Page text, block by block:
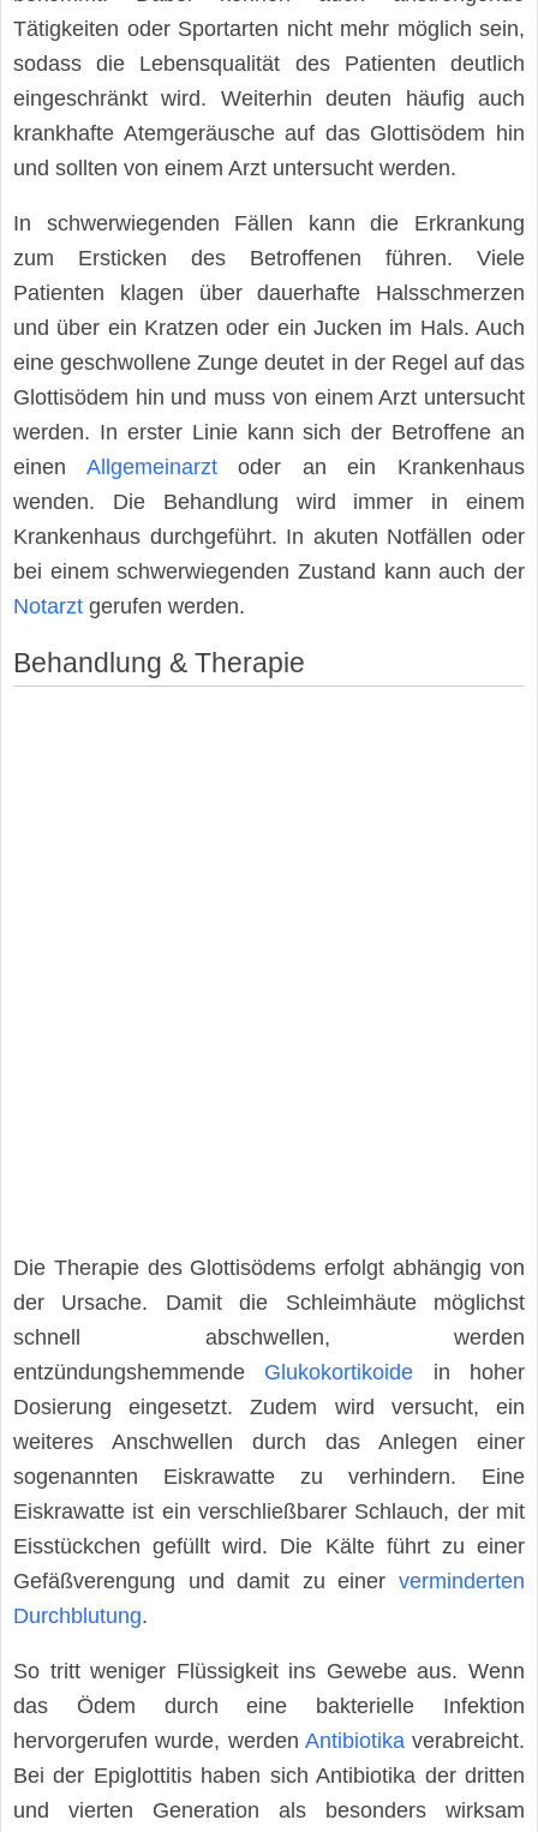
Tätigkeiten oder Sportarten nicht mehr möglich sein,
sodass die Lebensqualität des Patienten deutlich
eingeschränkt wird. Weiterhin deuten häufig auch
krankhafte Atemgeräusche auf das Glottisödem hin
und sollten von einem Arzt untersucht werden.
In schwerwiegenden Fällen kann die Erkrankung
zum Ersticken des Betroffenen führen. Viele
Patienten klagen über dauerhafte Halsschmerzen
und über ein Kratzen oder ein Jucken im Hals. Auch
eine geschwollene Zunge deutet in der Regel auf das
Glottisödem hin und muss von einem Arzt untersucht
werden. In erster Linie kann sich der Betroffene an
einen Allgemeinarztoder an ein Krankenhaus
wenden. Die Behandlung wird immer in einem
Krankenhaus durchgeführt. In akuten Notfällen oder
bei einem schwerwiegenden Zustand kann auch der
Notarzt gerufen werden.
Behandlung & Therapie
Die Therapie des Glottisödems erfolgt abhängig von
der Ursache. Damit die Schleimhäute möglichst
schnell abschwellen, werden
entzündungshemmende Glukokortikoide in hoher
Dosierung eingesetzt. Zudem wird versucht, ein
weiteres Anschwellen durch das Anlegen einer
sogenannten Eiskrawatte zu verhindern. Eine
Eiskrawatte ist ein verschließbarer Schlauch, der mit
Eisstückchen gefüllt wird. Die Kälte führt zu einer
Gefäßverengung und damit zu einer verminderten
Durchblutung.
So tritt weniger Flüssigkeit ins Gewebe aus. Wenn
das Ödem durch eine bakterielle Infektion
hervorgerufen wurde, werden Antibiotikaverabreicht.
Bei der Epiglottitis haben sich Antibiotika der dritten
und vierten Generation als besonders wirksam